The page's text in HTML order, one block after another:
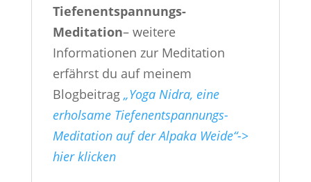
Tiefenentspannungs-
Meditation– weitere
Informationen zur Meditation
erfährst du auf meinem
Blogbeitrag „Yoga Nidra, eine
erholsame Tiefenentspannungs-
Meditation auf der Alpaka Weide“->
hier klicken